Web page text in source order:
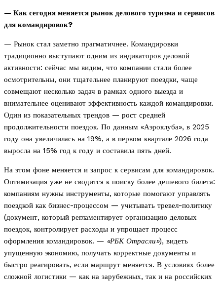
— Как сегодня меняется рынок делового туризма и сервисов
для командировок?
— Рынок стал заметно прагматичнее. Командировки
традиционно выступают одним из индикаторов деловой
активности: сейчас мы видим, что компании стали более
осмотрительны, они тщательнее планируют поездки, чаще
совмещают несколько задач в рамках одного выезда и
внимательнее оценивают эффективность каждой командировки.
Один из показательных трендов — рост средней
продолжительности поездок. По данным «Аэроклуба», в 2025
году она увеличилась на 19%, а в первом квартале 2026 года
выросла на 15% год к году и составила пять дней.
На этом фоне меняется и запрос к сервисам для командировок.
Оптимизация уже не сводится к поиску более дешевого билета:
компаниям нужны инструменты, которые помогают управлять
поездкой как бизнес-процессом — учитывать тревел-политику
(документ, который регламентирует организацию деловых
поездок, контролирует расходы и упрощает процесс
оформления командировок. — «РБК Отрасли»), видеть
упущенную экономию, получать корректные документы и
быстро реагировать, если маршрут меняется. В условиях более
сложной логистики — как на зарубежных, так и на российских